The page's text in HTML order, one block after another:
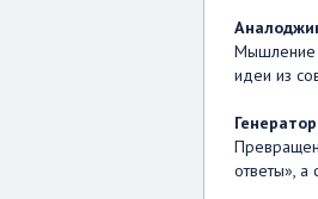
Мышление
идеи из
ответы», а